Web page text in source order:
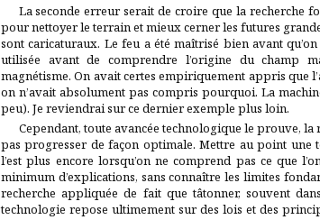
La seconde erreur serait de croire que la recherche
pour nettoyer le terrain et mieux cerner les futures
sont caricaturaux. Le feu a été maîtrisé bien avant
utilisée avant de comprendre l’origine du champ
magnétisme. On avait certes empiriquement appris que
on n’avait absolument pas compris pourquoi. La
peu). Je reviendrai sur ce dernier exemple plus loin.
Cependant, toute avancée technologique le prouve,
pas progresser de façon optimale. Mettre au point
l’est plus encore lorsqu’on ne comprend pas ce que
minimum d’explications, sans connaître les limites
recherche appliquée de fait que tâtonner, souvent
technologie repose ultimement sur des lois et des